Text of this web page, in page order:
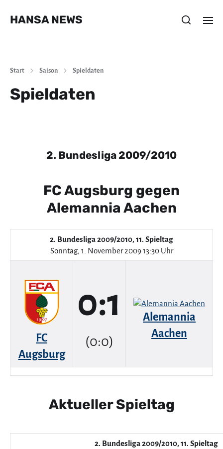
HANSA NEWS
Start Saison Spieldaten
Spieldaten
2. Bundesliga 2009/2010
FC Augsburg gegen
Alemannia Aachen
2. Bundesliga 2009/2010, 11. Spieltag
Sonntag, 1. November 2009 13:30 Uhr
FC
Augsburg
0:1
(0:0)
Alemannia
Aachen
Aktueller Spieltag
2. Bundesliga 2009/2010, 11. Spieltag